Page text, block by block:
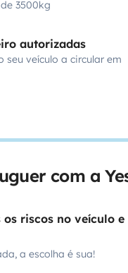
3500kg
autorizadas
veículo a circular em
com a
riscos no veículo e
a escolha é sua!